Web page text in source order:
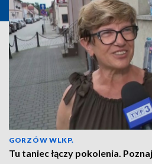
GORZÓW WLKP.
Tu taniec łączy pokolenia.